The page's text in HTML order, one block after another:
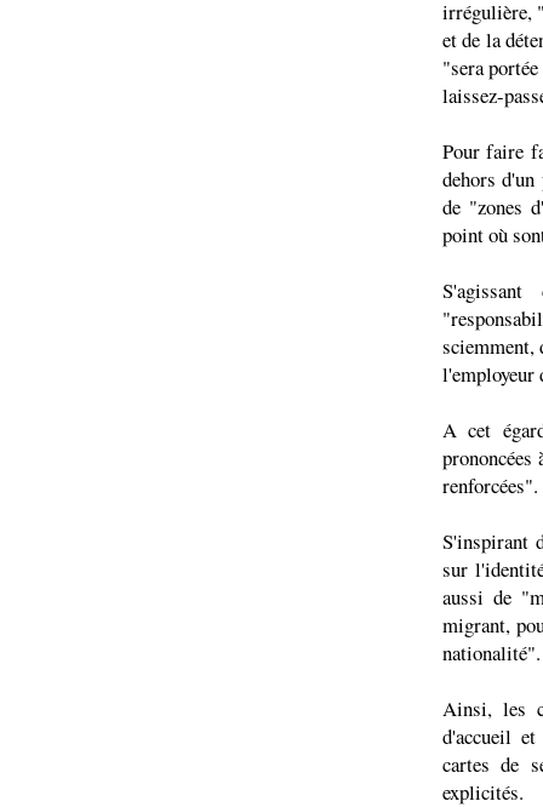
irrégulière,
et de la
"sera
laissez-
Pour faire
dehors
de "zones
point où
sciemment,
l'employeur
A cet
renforcées".
S'inspirant
sur
aussi de
migrant,
nationalité".
Ainsi, les
d'accueil
cartes de
explicités.